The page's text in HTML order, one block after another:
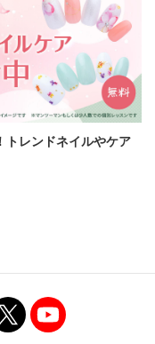
トレンドネイルやケア